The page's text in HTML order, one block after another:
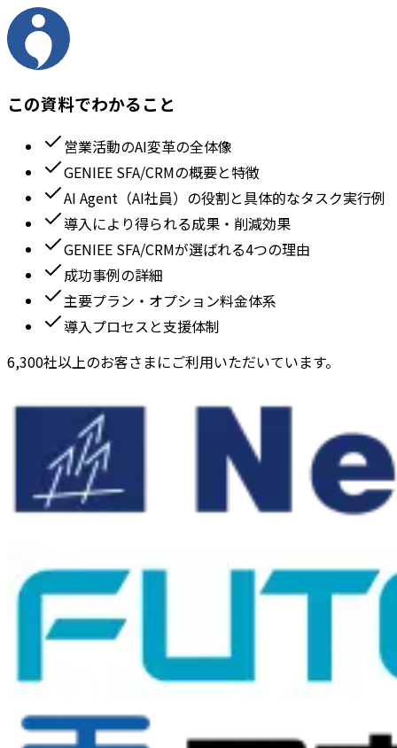
この資料でわかること
営業活動のAI変革の全体像
GENIEE SFA/CRMの概要と特徴
AI Agent（AI社員）の役割と具体的なタスク実行例
導入により得られる成果・削減効果
GENIEE SFA/CRMが選ばれる4つの理由
成功事例の詳細
主要プラン・オプション料金体系
導入プロセスと支援体制
6,300社以上のお客さまにご利用いただいています。